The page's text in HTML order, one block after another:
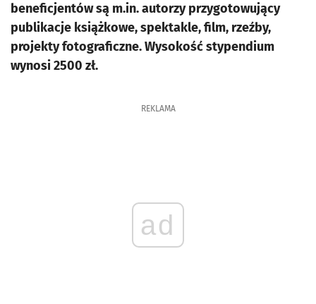
beneficjentów są m.in. autorzy przygotowujący
publikacje książkowe, spektakle, film, rzeźby,
projekty fotograficzne. Wysokość stypendium
wynosi 2500 zł.
REKLAMA
ad